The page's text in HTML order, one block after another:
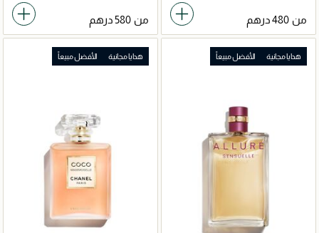
من من
هدايا مجانية الأفضل مبيعاً هدايا مجانية الأفضل مبيعاً